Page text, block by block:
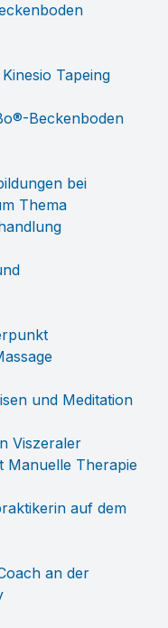
Tapeing
Beckenboden
bei
Thema
und Meditation
Viszeraler
Manuelle Therapie
auf dem
an der